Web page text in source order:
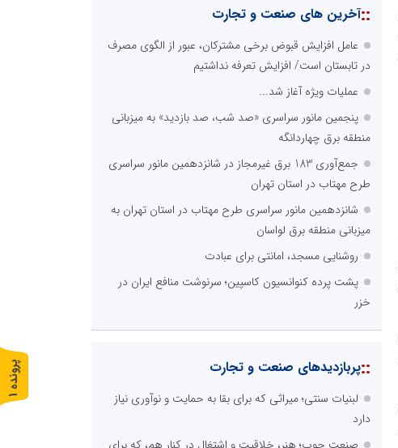
::آخرین های صنعت و تجارت
عامل افزایش قبوض برخی مشترکان، عبور از الگوی مصرف
در تابستان است/ افزایش تعرفه نداشتیم
عملیات ویژه آغاز شد...
پنجمین مانور سراسری «صد شب، صد بازدید» به میزبانی
منطقه برق چهاردانگه
جمع‌آوری 183 برق غیرمجاز در شانزدهمین مانور سراسری
طرح مهتاب در استان تهران
شانزدهمین مانور سراسری طرح مهتاب در استان تهران به
میزبانی منطقه برق لواسان
روشنایی مسجد، امانتی برای عبادت
پشت پرده کنوانسیون کاسپین؛ سرنوشت منافع ایران در
خزر
::پربازدیدهای صنعت و تجارت
لبنیات سنتی؛ میراثی که برای بقا به حمایت و نوآوری نیاز
دارد
پ
ر
و
ن
د
ه
1